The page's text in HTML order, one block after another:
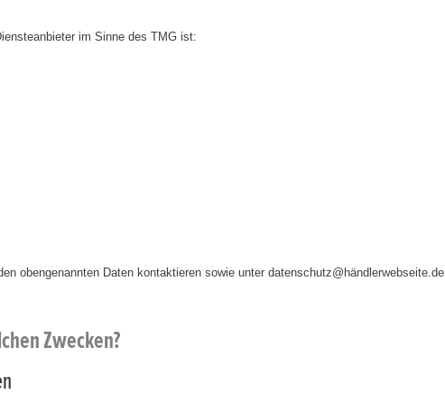
im Sinne des TMG ist:
obengenannten Daten kontaktieren sowie unter datenschutz@händlerwebseite.de
Zwecken?